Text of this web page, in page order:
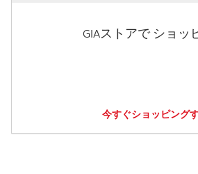
GIAストアで ショッ
今すぐショッピング